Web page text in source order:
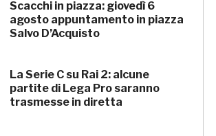
Scacchi in piazza: giovedì 6
agosto appuntamento in piazza
Salvo D’Acquisto
La Serie C su Rai 2: alcune
partite di Lega Pro saranno
trasmesse in diretta